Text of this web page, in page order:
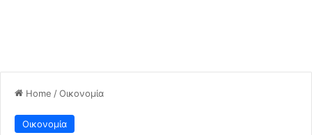
Home /Οικονομία
Οικονομία